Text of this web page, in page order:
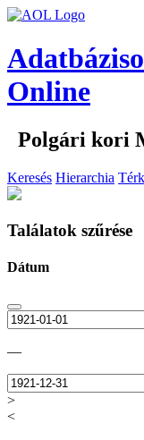
Online
Polgári kori
Keresés Hierarchia
Találatok szűrése
Dátum
—
>
<